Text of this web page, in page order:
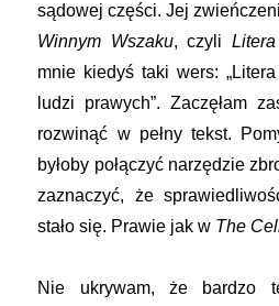
sądowej części. Jej
Winnym Wszaku, czyli
mnie kiedyś taki wers:
ludzi prawych”. Zaczęłam
rozwinąć w pełny tekst.
byłoby połączyć narzędzie
zaznaczyć, że
stało się. Prawie jak w The
Nie ukrywam, że bardzo